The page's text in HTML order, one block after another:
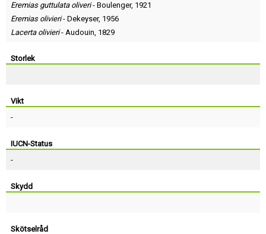
Eremias guttulata oliveri- Boulenger, 1921
Eremias olivieri- Dekeyser, 1956
Lacerta olivieri- Audouin, 1829
Storlek
Vikt
-
IUCN-Status
-
Skydd
Skötselråd